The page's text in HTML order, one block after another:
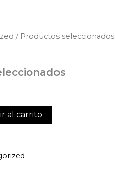
/ Productos seleccionados
al carrito